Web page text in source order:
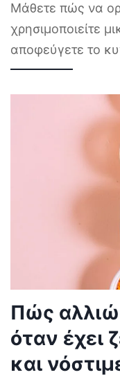
Μάθετε πώς να
χρησιμοποιείτε
αποφεύγετε το
Πώς
όταν έχει
και